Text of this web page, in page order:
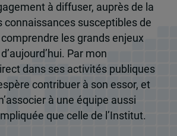
à diffuser, auprès de la
connaissances susceptibles de
comprendre les grands enjeux
Par mon
dans ses activités publiques
contribuer à son essor, et
à une équipe aussi
que celle de l’Institut.